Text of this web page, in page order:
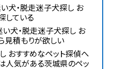
犬・脱走迷子犬探し お
している
犬・脱走迷子犬探し お
見積もりが欲しい
おすすめなペット探偵へ
人気がある茨城県のペッ